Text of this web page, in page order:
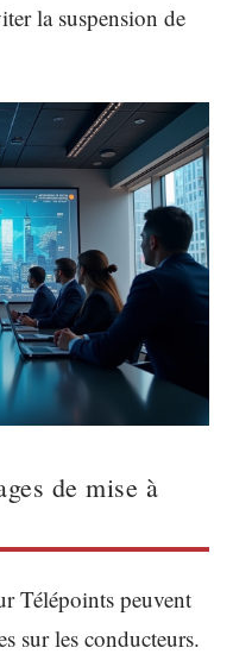
la suspension de
de mise à
Télépoints peuvent
sur les conducteurs.